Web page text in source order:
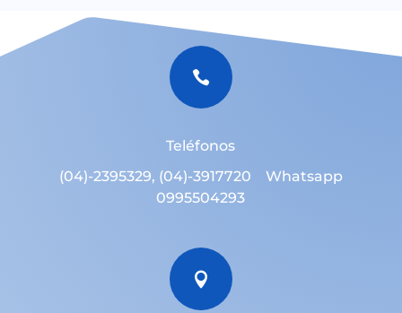

Teléfonos
(04)-2395329, (04)-3917720 Whatsapp
0995504293
